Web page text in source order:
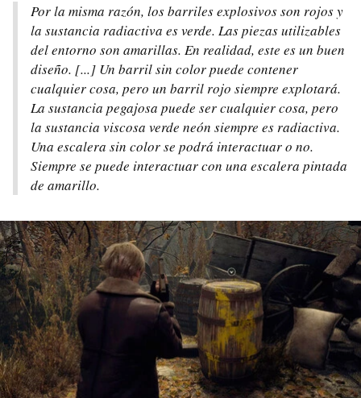
Por la misma razón, los barriles explosivos son rojos y
la sustancia radiactiva es verde. Las piezas utilizables
del entorno son amarillas. En realidad, este es un buen
diseño. [...] Un barril sin color puede contener
cualquier cosa, pero un barril rojo siempre explotará.
La sustancia pegajosa puede ser cualquier cosa, pero
la sustancia viscosa verde neón siempre es radiactiva.
Una escalera sin color se podrá interactuar o no.
Siempre se puede interactuar con una escalera pintada
de amarillo.